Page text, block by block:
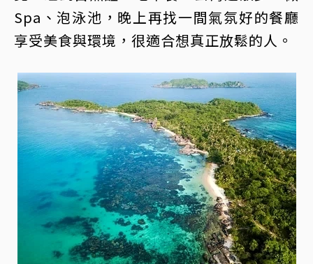
Spa、泡泳池，晚上再找一間氣氛好的餐廳
享受美食與環境，很適合想真正放鬆的人。